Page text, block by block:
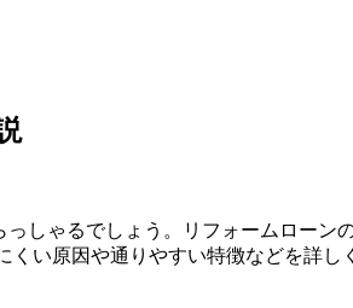
しゃるでしょう。リフォームローン
い原因や通りやすい特徴などを詳し